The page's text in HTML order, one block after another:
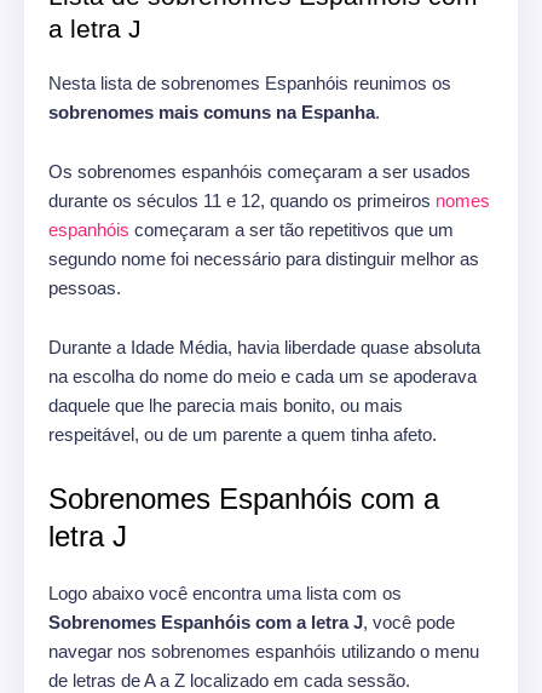
a letra J
Nesta lista de sobrenomes Espanhóis reunimos os
sobrenomes mais comuns na Espanha.
Os sobrenomes espanhóis começaram a ser usados ​​
durante os séculos 11 e 12, quando os primeiros nomes
espanhóis começaram a ser tão repetitivos que um
segundo nome foi necessário para distinguir melhor as
pessoas.
Durante a Idade Média, havia liberdade quase absoluta
na escolha do nome do meio e cada um se apoderava
daquele que lhe parecia mais bonito, ou mais
respeitável, ou de um parente a quem tinha afeto.
Sobrenomes Espanhóis com a
letra J
Logo abaixo você encontra uma lista com os
Sobrenomes Espanhóis com a letra J, você pode
navegar nos sobrenomes espanhóis utilizando o menu
de letras de A a Z localizado em cada sessão.